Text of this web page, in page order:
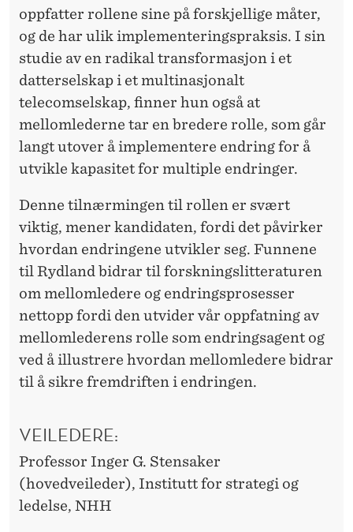
oppfatter rollene sine på forskjellige måter,
og de har ulik implementeringspraksis. I sin
studie av en radikal transformasjon i et
datterselskap i et multinasjonalt
telecomselskap, finner hun også at
mellomlederne tar en bredere rolle, som går
langt utover å implementere endring for å
utvikle kapasitet for multiple endringer.
Denne tilnærmingen til rollen er svært
viktig, mener kandidaten, fordi det påvirker
hvordan endringene utvikler seg. Funnene
til Rydland bidrar til forskningslitteraturen
om mellomledere og endringsprosesser
nettopp fordi den utvider vår oppfatning av
mellomlederens rolle som endringsagent og
ved å illustrere hvordan mellomledere bidrar
til å sikre fremdriften i endringen.
VEILEDERE:
Professor Inger G. Stensaker
(hovedveileder), Institutt for strategi og
ledelse, NHH